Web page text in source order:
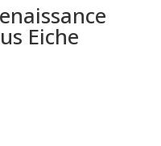
Eiche